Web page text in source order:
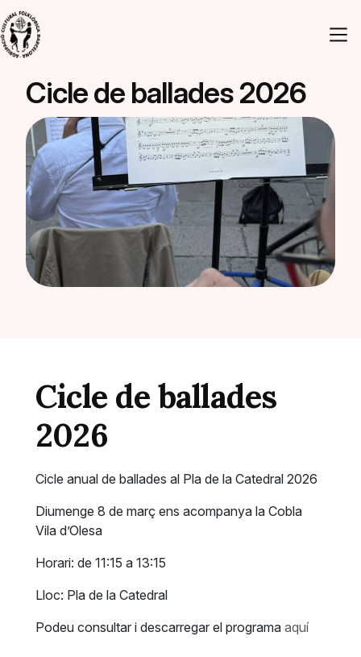
Vés al contingut
Cicle de ballades 2026
Cicle de ballades
2026
Cicle anual de ballades al Pla de la Catedral 2026
Diumenge 8 de març ens acompanya la Cobla
Vila d’Olesa
Horari: de 11:15 a 13:15
Lloc: Pla de la Catedral
Podeu consultar i descarregar el programa aquí